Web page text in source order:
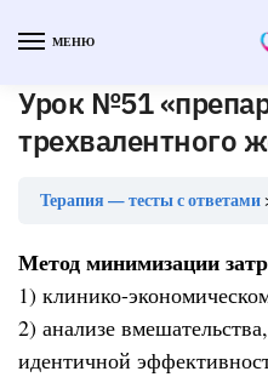
МЕНЮ
Урок №51
трехвалентного
Терапия — тесты с ответами
Метод минимизации
1) клинико-
2) анализе
идентичной